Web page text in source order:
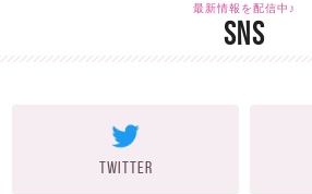
最新情報を配信中♪
SNS
TWITTER